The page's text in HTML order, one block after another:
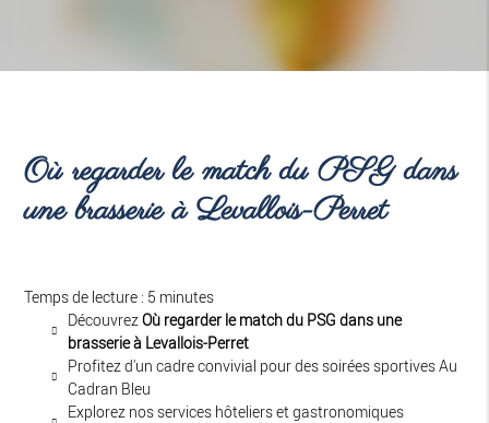
Où regarder le match du PSG dans
une brasserie à Levallois-Perret
Temps de lecture : 5 minutes
DécouvrezOù regarder le match du PSG dans une
brasserie à Levallois-Perret
Profitez d'un cadre convivial pour des soirées sportives Au
Cadran Bleu
Explorez nos services hôteliers et gastronomiques